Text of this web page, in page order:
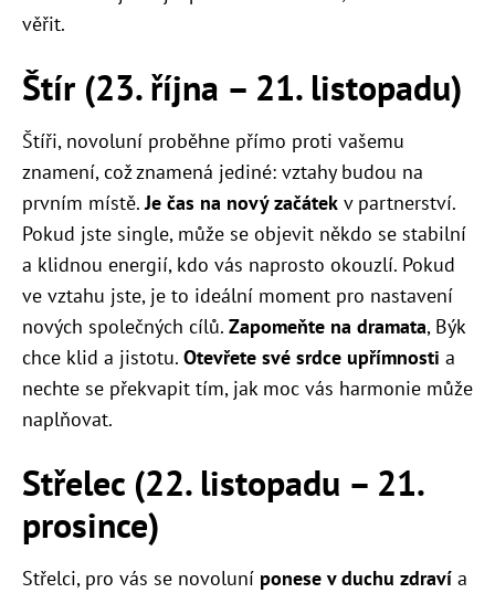
věřit.
Štír (23. října – 21. listopadu)
Štíři, novoluní proběhne přímo proti vašemu
znamení, což znamená jediné: vztahy budou na
prvním místě.Je čas na nový začátek v partnerství.
Pokud jste single, může se objevit někdo se stabilní
a klidnou energií, kdo vás naprosto okouzlí. Pokud
ve vztahu jste, je to ideální moment pro nastavení
nových společných cílů. Zapomeňte na dramata, Býk
chce klid a jistotu. Otevřete své srdce upřímnosti a
nechte se překvapit tím, jak moc vás harmonie může
naplňovat.
Střelec (22. listopadu – 21.
prosince)
Střelci, pro vás se novoluní ponese v duchu zdraví a